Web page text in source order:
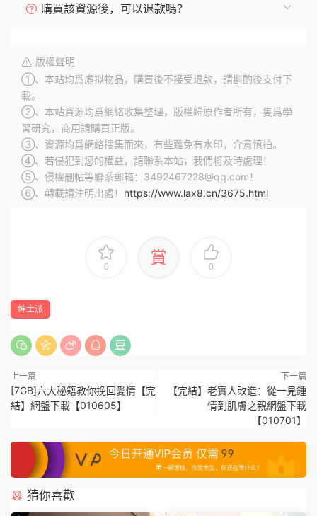
購買該資源後，可以退款嗎？
版權聲明
①、本站均爲虛拟物品，購買後不接受退款，請斟酌後支付下
載。
②、本站資源均爲網絡收集整理，版權歸原作者所有，隻爲學
習研究，商用請購買正版。
③、資源均爲網絡搜集而來，有些難免有水印，介意慎拍。
④、若侵犯到您的權益，請聯系本站，我們将及時處理！
⑤、侵權删帖等聯系郵箱：3492467228@qq.com！
⑥、轉載請注明出處！ https://www.lax8.cn/3675.html
0 賞 0
紳士派
上一篇
[7GB]六大秘籍教你挽回愛情【完
結】網盤下載【010605】
下一篇
【完結】老實人改造：從一見鍾
情到肌膚之親網盤下載
【010701】
猜你喜歡